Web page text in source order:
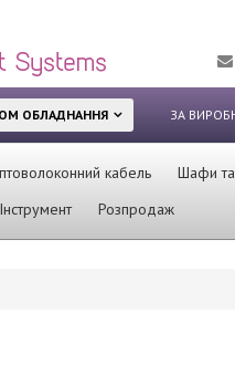
ОБЛАДНАННЯ ЗА
кабель Шафи та
Інструмент Розпродаж